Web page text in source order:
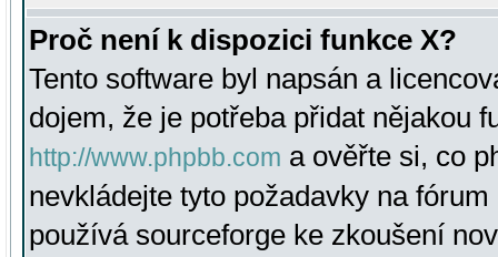
Proč není k dispozici funkce X?
Tento software byl napsán a
dojem, že je potřeba přidat nějakou
http://www.phpbb.com a ověřte si, co
nevkládejte tyto požadavky na
používá sourceforge ke zkoušení